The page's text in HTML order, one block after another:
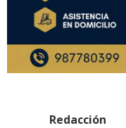
Redacción